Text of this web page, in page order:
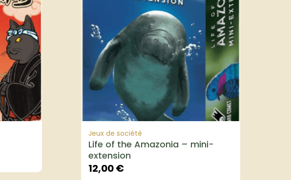
Jeux de société
Life of the Amazonia – mini-
extension
12,00€